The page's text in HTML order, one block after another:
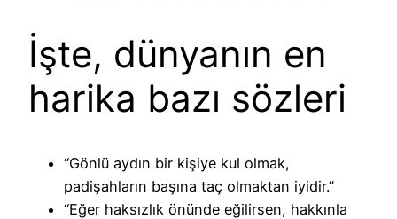
İşte, dünyanın en
harika bazı sözleri
“Gönlü aydın bir kişiye kul olmak,
padişahların başına taç olmaktan iyidir.”
“Eğer haksızlık önünde eğilirsen, hakkınla